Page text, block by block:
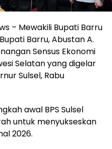
– Mewakili Bupati Barru
Barru, Abustan A.
Sensus Ekonomi
Selatan yang digelar
Sulsel, Rabu
awal BPS Sulsel
untuk menyukseskan
2026.